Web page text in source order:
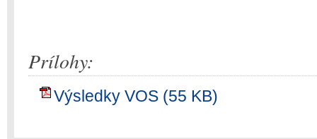
Prílohy:
Výsledky VOS (55 KB)